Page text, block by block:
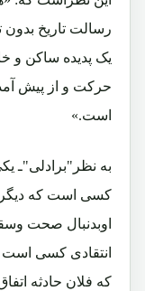
رسالت تاريخ بدون
یک پدیده ساکن و
حرکت و از پیش
است.»
به نظر"برادلی"ـ
کسی است که دیگربه
اوبدنبال صحت
انتقادی کسی است
که فلان حادثه